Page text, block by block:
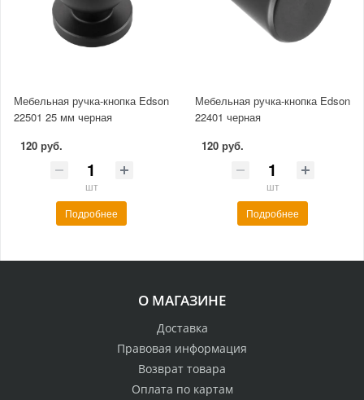
Мебельная ручка-кнопка Edson
22501 25 мм черная
120 руб.
шт
Подробнее
Мебельная ручка-кнопка Edson
22401 черная
120 руб.
шт
Подробнее
О МАГАЗИНЕ
Доставка
Правовая информация
Возврат товара
Оплата по картам